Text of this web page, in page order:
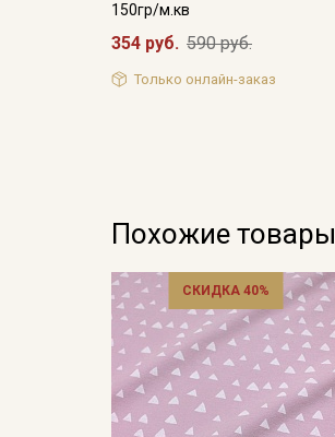
150гр/м.кв
354 руб. 590 руб.
Только онлайн-заказ
Похожие товары
СКИДКА 40%